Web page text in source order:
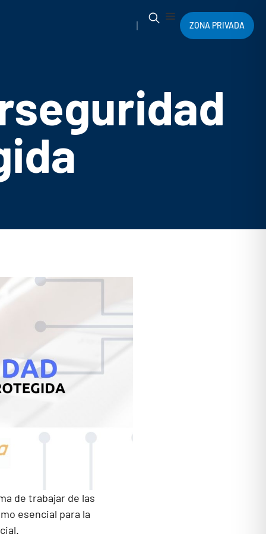
ZONA PRIVADA
de trabajar de las
esencial para la